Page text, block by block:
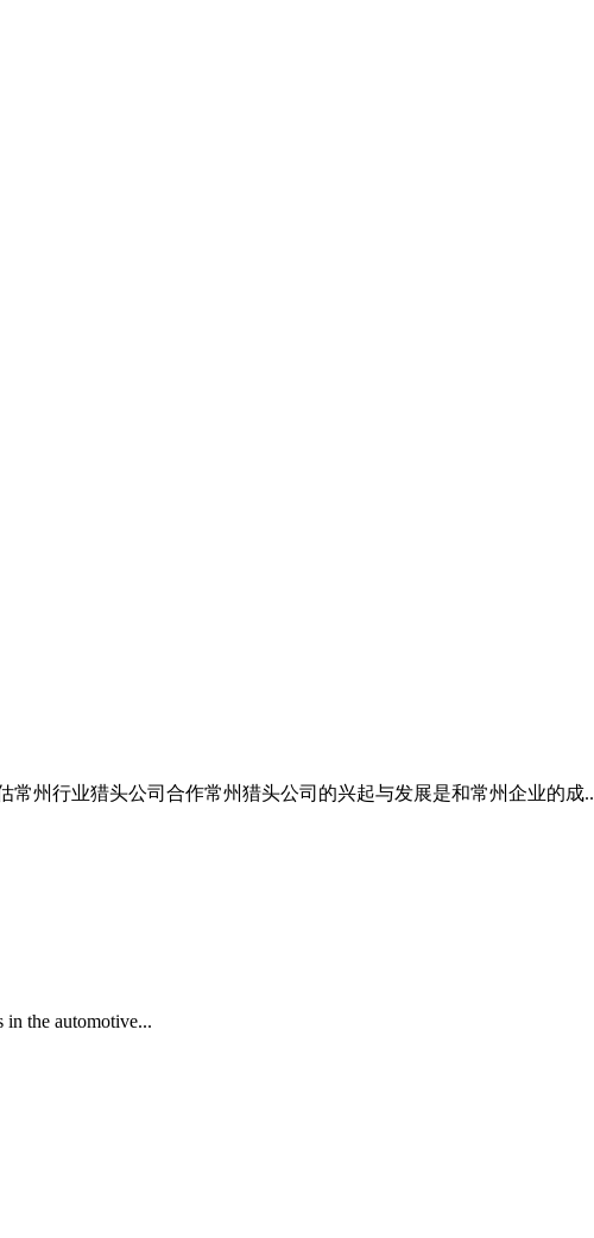
常州行业猎头公司合作常州猎头公司的兴起与发展是和常州企业的成
the automotive...